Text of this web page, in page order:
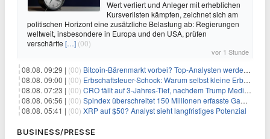
Wert verliert und Anleger mit erheblichen
Kursverlisten kämpfen, zeichnet sich am
politischen Horizont eine zusätzliche Belastung ab: Regierungen
weltweit, insbesondere in Europa und den USA, prüfen
verschärfte […] (00)
vor 1 Stunde
08.08. 09:29 | (00) Bitcoin-Bärenmarkt vorbei? Top-Analysten werden optimistisch, aber die Geschichte sagt etwas anderes
08.08. 09:00 | (00) Erbschaftsteuer-Schock: Warum selbst kleine Erbschaften den Fiskus Millionen kosten
08.08. 07:23 | (00) CRO fällt auf 3-Jahres-Tief, nachdem Trump Media zwei große Crypto.com-Deals storniert
08.08. 06:56 | (00) Spindex überschreitet 150 Millionen erfasste Gaming-Ereignisse in Echtzeit-Datenpipeline
08.08. 05:41 | (00) XRP auf $50? Analyst sieht langfristiges Potenzial
BUSINESS/PRESSE